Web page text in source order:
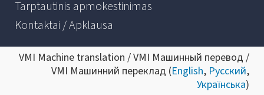
Tarptautinis apmokestinimas
Kontaktai / Apklausa
VMI Machine translation / VMI Машинный перевод /
VMI Машинний переклад (English, Русский,
Українська)